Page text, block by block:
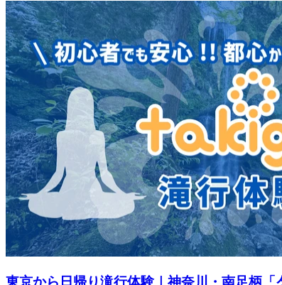
東京から日帰り滝行体験｜神奈川・南足柄